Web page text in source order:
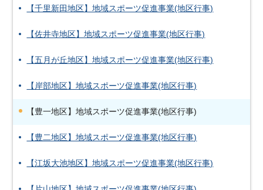
【千里新田地区】地域スポーツ促進事業(地区行事)
【佐井寺地区】地域スポーツ促進事業(地区行事)
【五月が丘地区】地域スポーツ促進事業(地区行事)
【岸部地区】地域スポーツ促進事業(地区行事)
【豊一地区】地域スポーツ促進事業(地区行事)
【豊二地区】地域スポーツ促進事業(地区行事)
【江坂大池地区】地域スポーツ促進事業(地区行事)